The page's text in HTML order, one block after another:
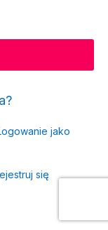
jako
się